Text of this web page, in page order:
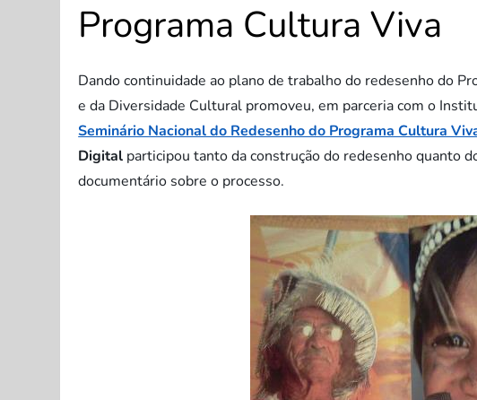
Programa Cultura Viva
Dando continuidade ao plano de trabalho do redesenho do
e da Diversidade Cultural promoveu, em parceria com o
Seminário Nacional do Redesenho do Programa Cultura
Digital participou tanto da construção do redesenho quanto
documentário sobre o processo.